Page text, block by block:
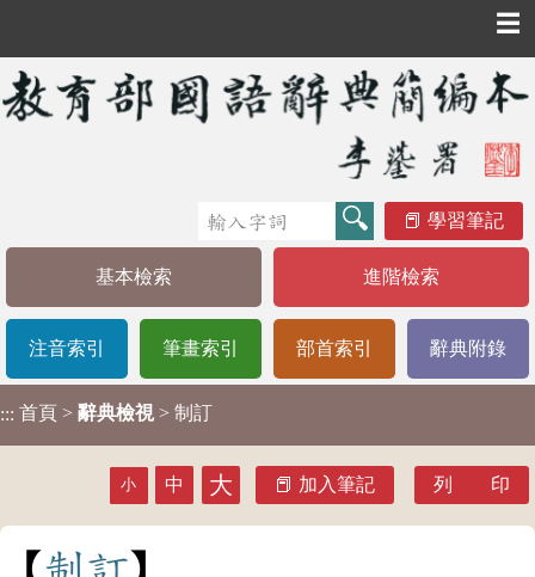
☰
學習筆記
基本檢索 進階檢索
注音索引 筆畫索引 部首索引 辭典附錄
::: 首頁 > 辭典檢視 > 制訂
小 中 大 加入筆記 列 印